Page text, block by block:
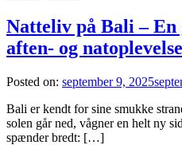
Natteliv på Bali – En
aften- og
Posted on: september 9, 2025
Bali er kendt for sine smukke
solen går ned, vågner en helt ny
spænder bredt: […]